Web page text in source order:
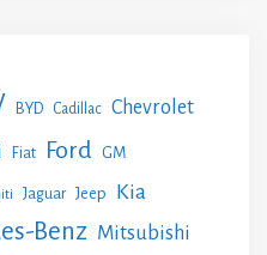
BYD Cadillac Chevrolet
Fiat Ford GM
Jaguar Jeep Kia
Benz Mitsubishi